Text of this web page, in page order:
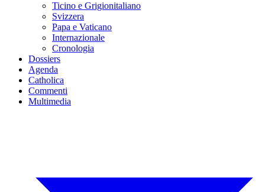
Ticino e Grigionitaliano
Svizzera
Papa e Vaticano
Internazionale
Cronologia
Dossiers
Agenda
Catholica
Commenti
Multimedia